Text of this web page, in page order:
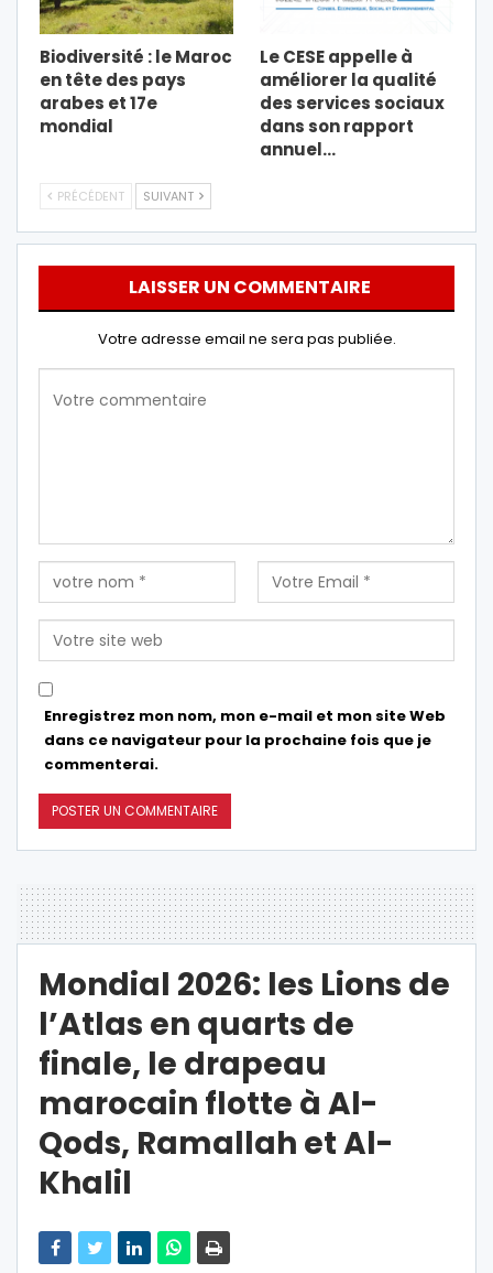
Biodiversité : le Maroc
en tête des pays
arabes et 17e
mondial
Le CESE appelle à
améliorer la qualité
des services sociaux
dans son rapport
annuel…
PRÉCÉDENT SUIVANT
LAISSER UN COMMENTAIRE
Votre adresse email ne sera pas publiée.
Enregistrez mon nom, mon e-mail et mon site Web
dans ce navigateur pour la prochaine fois que je
commenterai.
Mondial 2026: les Lions de
l’Atlas en quarts de
finale, le drapeau
marocain flotte à Al-
Qods, Ramallah et Al-
Khalil